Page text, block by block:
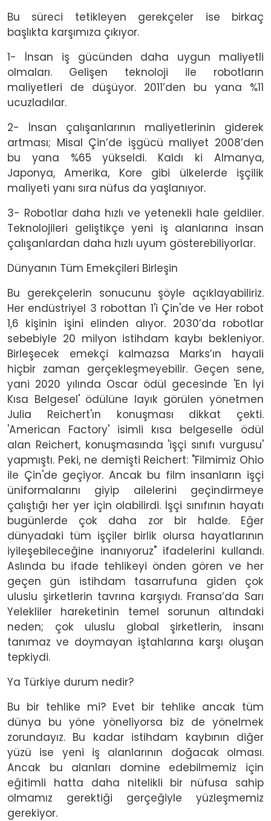
Bu süreci tetikleyen gerekçeler ise birkaç
başlıkta karşımıza çıkıyor.
1- İnsan iş gücünden daha uygun maliyetli
olmaları. Gelişen teknoloji ile robotların
maliyetleri de düşüyor. 2011’den bu yana %11
ucuzladılar.
2- İnsan çalışanlarının maliyetlerinin giderek
artması; Misal Çin’de işgücü maliyet 2008’den
bu yana %65 yükseldi. Kaldı ki Almanya,
Japonya, Amerika, Kore gibi ülkelerde işçilik
maliyeti yanı sıra nüfus da yaşlanıyor.
3- Robotlar daha hızlı ve yetenekli hale geldiler.
Teknolojileri geliştikçe yeni iş alanlarına insan
çalışanlardan daha hızlı uyum gösterebiliyorlar.
Dünyanın Tüm Emekçileri Birleşin
Bu gerekçelerin sonucunu şöyle açıklayabiliriz.
Her endüstriyel 3 robottan 1'i Çin'de ve Her robot
1,6 kişinin işini elinden alıyor. 2030’da robotlar
sebebiyle 20 milyon istihdam kaybı bekleniyor.
Birleşecek emekçi kalmazsa Marks’ın hayali
hiçbir zaman gerçekleşmeyebilir. Geçen sene,
yani 2020 yılında Oscar ödül gecesinde 'En İyi
Kısa Belgesel' ödülüne layık görülen yönetmen
Julia Reichert'ın konuşması dikkat çekti.
'American Factory' isimli kısa belgeselle ödül
alan Reichert, konuşmasında 'işçi sınıfı vurgusu'
yapmıştı. Peki, ne demişti Reichert: "Filmimiz Ohio
ile Çin'de geçiyor. Ancak bu film insanların işçi
üniformalarını giyip ailelerini geçindirmeye
çalıştığı her yer için olabilirdi. İşçi sınıfının hayatı
bugünlerde çok daha zor bir halde. Eğer
dünyadaki tüm işçiler birlik olursa hayatlarının
iyileşebileceğine inanıyoruz" ifadelerini kullandı.
Aslında bu ifade tehlikeyi önden gören ve her
geçen gün istihdam tasarrufuna giden çok
uluslu şirketlerin tavrına karşıydı. Fransa’da Sarı
Yelekliler hareketinin temel sorunun altındaki
neden; çok uluslu global şirketlerin, insanı
tanımaz ve doymayan iştahlarına karşı oluşan
tepkiydi.
Ya Türkiye durum nedir?
Bu bir tehlike mi? Evet bir tehlike ancak tüm
dünya bu yöne yöneliyorsa biz de yönelmek
zorundayız. Bu kadar istihdam kaybının diğer
yüzü ise yeni iş alanlarının doğacak olması.
Ancak bu alanları domine edebilmemiz için
eğitimli hatta daha nitelikli bir nüfusa sahip
olmamız gerektiği gerçeğiyle yüzleşmemiz
gerekiyor.